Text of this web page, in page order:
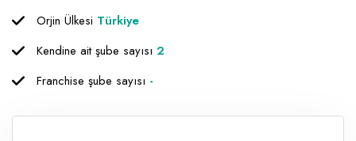
Orjin Ülkesi Türkiye
Kendine ait şube sayısı 2
Franchise şube sayısı -